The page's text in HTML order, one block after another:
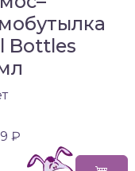
Bottles
₽